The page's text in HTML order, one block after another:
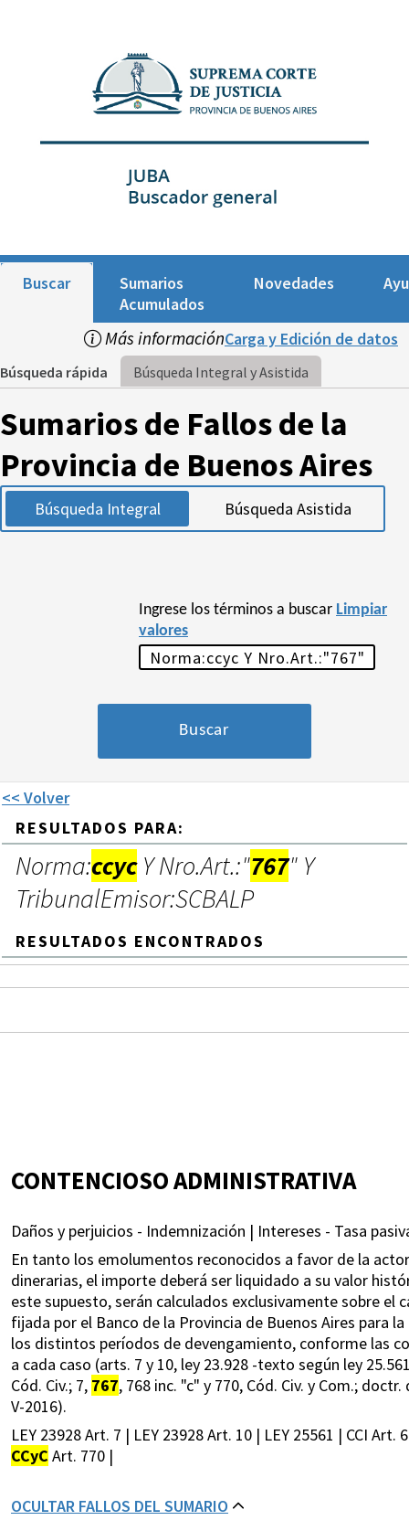
Buscar
Sumarios
Acumulados
Novedades
Más informaciónCarga y Edición de datos
Búsqueda rápida Búsqueda Integral y Asistida
Sumarios de Fallos de la
Provincia de Buenos Aires
Búsqueda Integral Búsqueda Asistida
Ingrese los términos a buscar Limpiar
valores
<< Volver
RESULTADOS PARA:
Norma:ccycY Nro.Art.:"767" Y
TribunalEmisor:SCBALP
RESULTADOS ENCONTRADOS
CONTENCIOSO ADMINISTRATIVA
Daños y perjuicios - Indemnización | Intereses - Tasa
En tanto los emolumentos reconocidos a favor de la
dinerarias, el importe deberá ser liquidado a su valor
este supuesto, serán calculados exclusivamente sobre
fijada por el Banco de la Provincia de Buenos Aires para
los distintos períodos de devengamiento, conforme las
a cada caso (arts. 7 y 10, ley 23.928 -texto según ley
Cód. Civ.; 7, 767, 768 inc. "c" y 770, Cód. Civ. y Com.;
V-2016).
LEY 23928 Art. 7 | LEY 23928 Art. 10 | LEY 25561 | CCI Art.
CCyC Art. 770 |
OCULTAR FALLOS DEL SUMARIO